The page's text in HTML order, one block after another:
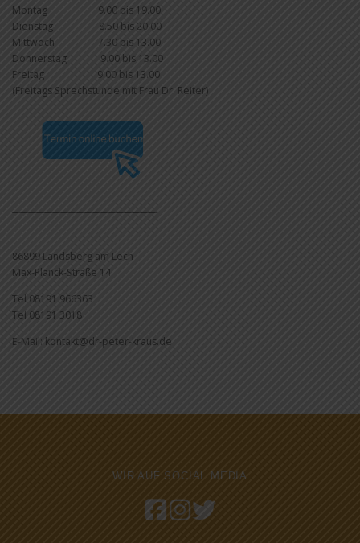
Montag 9.00 bis 19.00
Dienstag 8.50 bis 20.00
Mittwoch 7.30 bis 13.00
Donnerstag 9.00 bis 13.00
Freitag 9.00 bis 13.00
(Freitags Sprechstunde mit Frau Dr. Reiter)
86899 Landsberg am Lech
Max-Planck-Straße 14
Tel 08191 966363
Tel 08191 3018
E-Mail: kontakt@dr-peter-kraus.de
WIR AUF SOCIAL MEDIA